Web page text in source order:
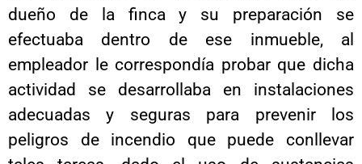
dueño de la finca y su preparación se
efectuaba dentro de ese inmueble, al
empleador le correspondía probar que dicha
actividad se desarrollaba en instalaciones
adecuadas y seguras para prevenir los
peligros de incendio que puede conllevar